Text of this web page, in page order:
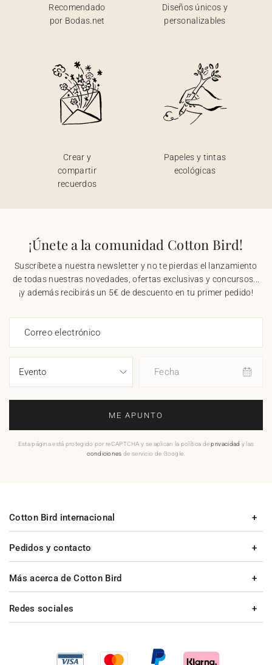
Recomendado
por Bodas.net
Diseños únicos y
personalizables
Crear y
compartir
recuerdos
Papeles y tintas
ecológicas
¡Únete a la comunidad Cotton Bird!
Suscríbete a nuestra newsletter y no te pierdas el lanzamiento
de todas nuestras novedades, ofertas exclusivas y concursos...
¡y además recibirás un 5€ de descuento en tu primer pedido!
Correo electrónico
Fecha
ME APUNTO
Esta página está protegido por reCAPTCHA y se aplican la política deprivacidad y las
condiciones de servicio de Google.
Pedidos y contacto
Más acerca de Cotton Bird
Cotton Bird internacional
Redes sociales